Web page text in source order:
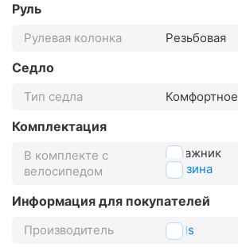
Руль
Рулевая колонка Резьбовая
Седло
Тип седла Комфортное
Комплектация
В комплекте с
велосипедом
багажник
корзина
Информация для покупателей
Производитель
Stels